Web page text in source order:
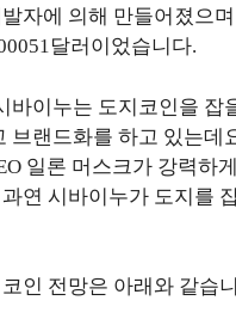
자에 의해 만들어졌으
달러이었습니다.
바이누는 도지코인을 잡
브랜드화를 하고 있는데
일론 머스크가 강력하
연 시바이누가 도지를
인 전망은 아래와 같습